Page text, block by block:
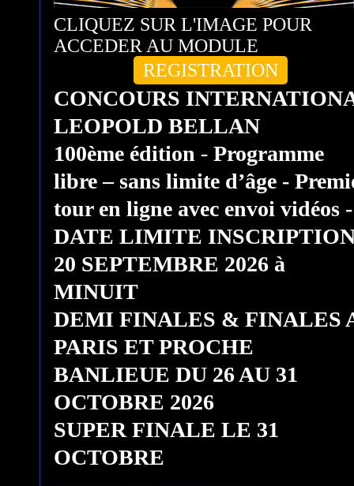
CLIQUEZ SUR L'IMAGE POUR
ACCEDER AU MODULE
REGISTRATION
CONCOURS
LEOPOLD BELLAN
100ème édition - Programme
libre – sans limite d’âge -
tour en ligne avec envoi vidéos -
DATE LIMITE
20 SEPTEMBRE 2026 à
MINUIT
DEMI FINALES & FINALES
PARIS ET PROCHE
BANLIEUE DU 26 AU 31
OCTOBRE 2026
SUPER FINALE LE 31
OCTOBRE